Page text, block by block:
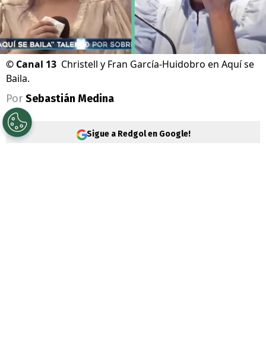
© Canal 13 Christell y Fran García-Huidobro en Aquí se
Baila.
Por Sebastián Medina
Sigue a Redgol en Google!